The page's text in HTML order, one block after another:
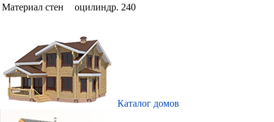
Материал стен оцилиндр. 240
Каталог домов